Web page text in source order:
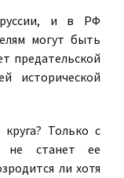
и в РФ
могут быть
предательской
исторической
Только с
не станет ее
ли хотя